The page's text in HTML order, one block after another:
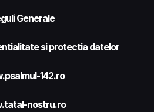
Generale
si protectia datelor
142.ro
nostru.ro